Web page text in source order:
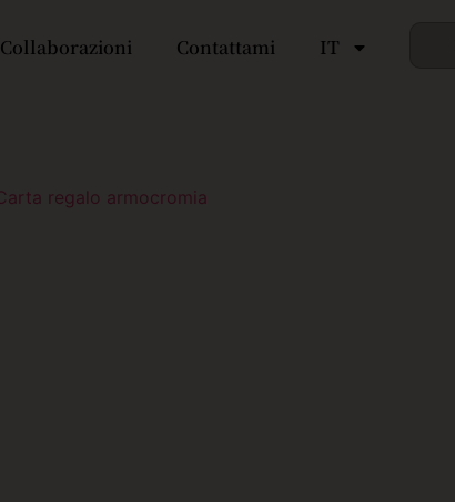
Collaborazioni Contattami IT